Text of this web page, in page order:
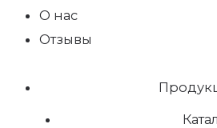
О нас
Отзывы